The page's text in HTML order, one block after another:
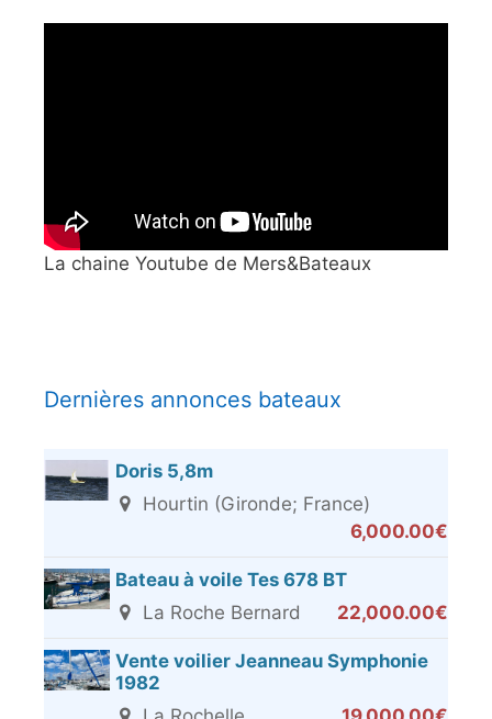
La chaine Youtube de Mers&Bateaux
Dernières annonces bateaux
Doris 5,8m
Hourtin (Gironde; France)
6,000.00€
Bateau à voile Tes 678 BT
La Roche Bernard
22,000.00€
Vente voilier Jeanneau Symphonie
1982